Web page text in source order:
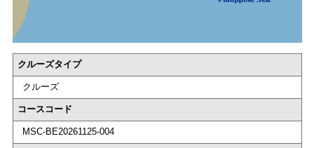
クルーズタイプ
クルーズ
コースコード
MSC-BE20261125-004